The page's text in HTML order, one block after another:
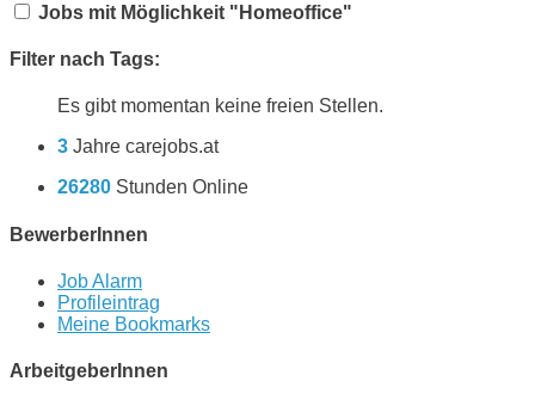
Jobs mit Möglichkeit "Homeoffice"
Filter nach Tags:
Es gibt momentan keine freien Stellen.
3 Jahre carejobs.at
26280 Stunden Online
BewerberInnen
Job Alarm
Profileintrag
Meine Bookmarks
ArbeitgeberInnen